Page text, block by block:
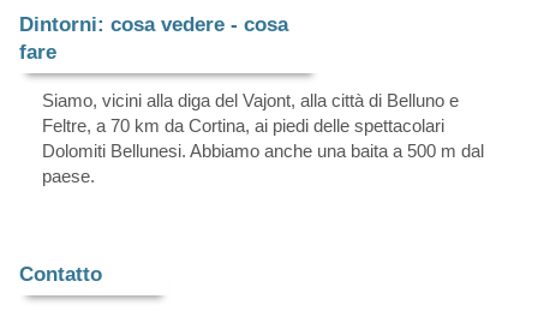
Dintorni: cosa vedere - cosa
fare
Siamo, vicini alla diga del Vajont, alla città di Belluno e
Feltre, a 70 km da Cortina, ai piedi delle spettacolari
Dolomiti Bellunesi. Abbiamo anche una baita a 500 m dal
paese.
Contatto